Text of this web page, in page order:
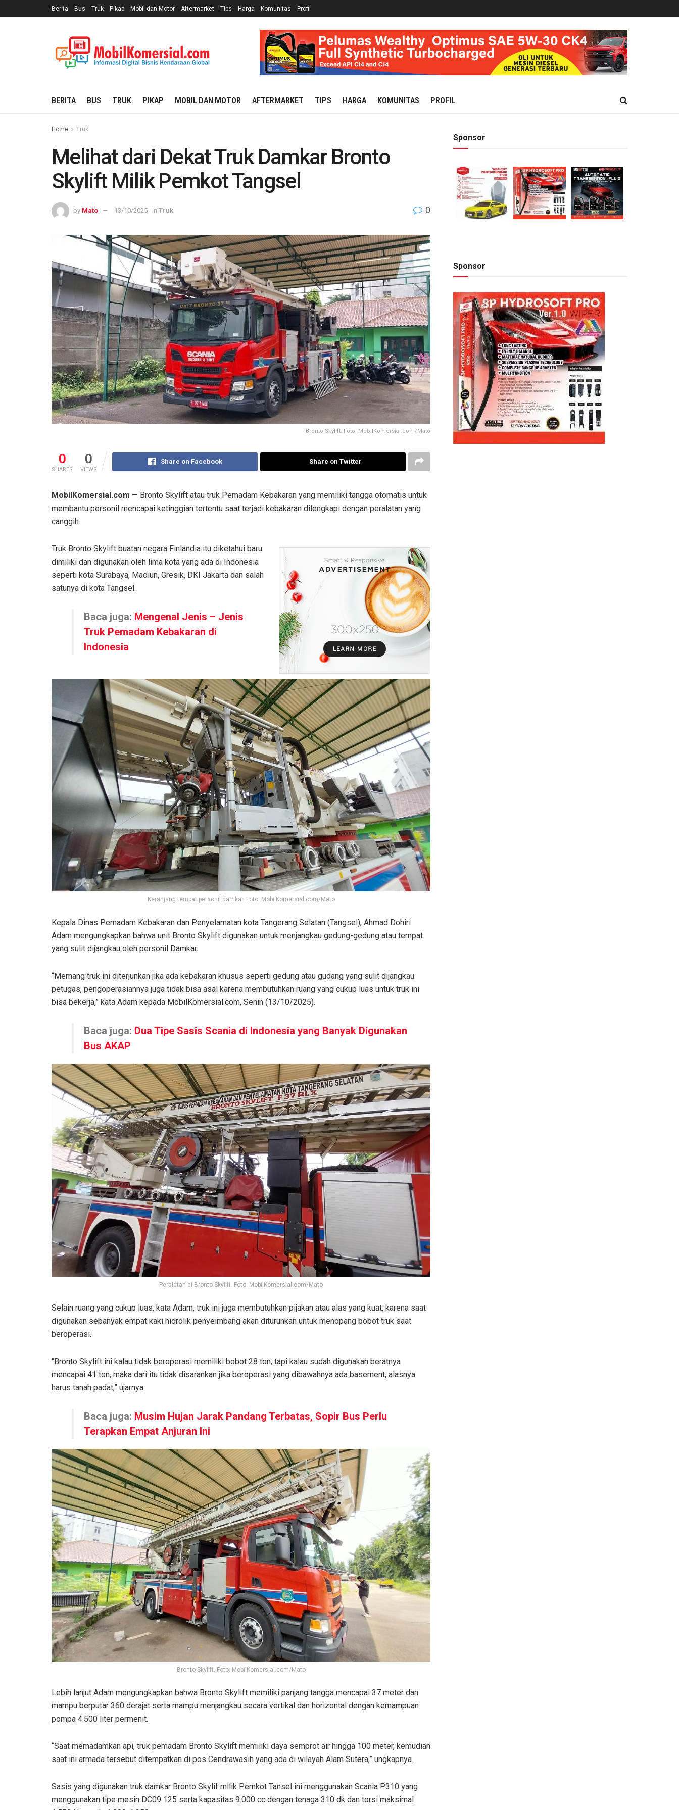
Berita Bus Truk Pikap Mobil dan Motor Aftermarket Tips Harga Komunitas Profil
BERITA BUS TRUK PIKAP MOBIL DAN MOTOR AFTERMARKET TIPS HARGA KOMUNITAS PROFIL
Home Truk
Melihat dari Dekat Truk Damkar Bronto
Skylift Milik Pemkot Tangsel
by Mato 13/10/2025 in Truk 0
Bronto Skylift. Foto: MobilKomersial.com/Mato
0
SHARES
0
VIEWS
Share on Facebook Share on Twitter
MobilKomersial.com — Bronto Skylift atau truk Pemadam Kebakaran yang memiliki tangga otomatis untuk
membantu personil mencapai ketinggian tertentu saat terjadi kebakaran dilengkapi dengan peralatan yang
canggih.
Truk Bronto Skylift buatan negara Finlandia itu diketahui baru
dimiliki dan digunakan oleh lima kota yang ada di Indonesia
seperti kota Surabaya, Madiun, Gresik, DKI Jakarta dan salah
satunya di kota Tangsel.
Baca juga: Mengenal Jenis – Jenis
Truk Pemadam Kebakaran di
Indonesia
Keranjang tempat personil damkar. Foto: MobilKomersial.com/Mato
Kepala Dinas Pemadam Kebakaran dan Penyelamatan kota Tangerang Selatan (Tangsel), Ahmad Dohiri
Adam mengungkapkan bahwa unit Bronto Skylift digunakan untuk menjangkau gedung-gedung atau tempat
yang sulit dijangkau oleh personil Damkar.
“Memang truk ini diterjunkan jika ada kebakaran khusus seperti gedung atau gudang yang sulit dijangkau
petugas, pengoperasiannya juga tidak bisa asal karena membutuhkan ruang yang cukup luas untuk truk ini
bisa bekerja,” kata Adam kepada MobilKomersial.com, Senin (13/10/2025).
Baca juga: Dua Tipe Sasis Scania di Indonesia yang Banyak Digunakan
Bus AKAP
Peralatan di Bronto Skylift. Foto: MobilKomersial.com/Mato
Selain ruang yang cukup luas, kata Adam, truk ini juga membutuhkan pijakan atau alas yang kuat, karena saat
digunakan sebanyak empat kaki hidrolik penyeimbang akan diturunkan untuk menopang bobot truk saat
beroperasi.
“Bronto Skylift ini kalau tidak beroperasi memiliki bobot 28 ton, tapi kalau sudah digunakan beratnya
mencapai 41 ton, maka dari itu tidak disarankan jika beroperasi yang dibawahnya ada basement, alasnya
harus tanah padat,” ujarnya.
Baca juga: Musim Hujan Jarak Pandang Terbatas, Sopir Bus Perlu
Terapkan Empat Anjuran Ini
Bronto Skylift. Foto: MobilKomersial.com/Mato
Lebih lanjut Adam mengungkapkan bahwa Bronto Skylift memiliki panjang tangga mencapai 37 meter dan
mampu berputar 360 derajat serta mampu menjangkau secara vertikal dan horizontal dengan kemampuan
pompa 4.500 liter permenit.
“Saat memadamkan api, truk pemadam Bronto Skylift memiliki daya semprot air hingga 100 meter, kemudian
saat ini armada tersebut ditempatkan di pos Cendrawasih yang ada di wilayah Alam Sutera,” ungkapnya.
Sasis yang digunakan truk damkar Bronto Skylif milik Pemkot Tansel ini menggunakan Scania P310 yang
menggunakan tipe mesin DC09 125 serta kapasitas 9.000 cc dengan tenaga 310 dk dan torsi maksimal
Sponsor
Sponsor